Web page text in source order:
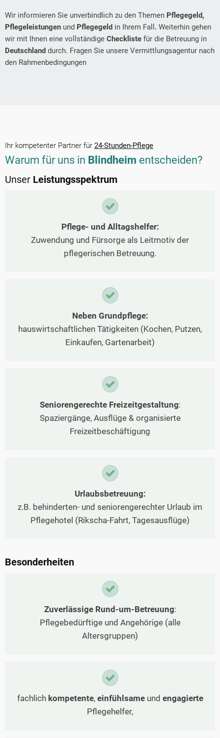
Wir informieren Sie unverbindlich zu den Themen Pflegegeld,
Pflegeleistungen und Pflegegeld in Ihrem Fall . Weiterhin gehen
wir mit Ihnen eine vollständige Checkliste für die Betreuung in
Deutschland durch. Fragen Sie unsere Vermittlungsagentur nach
den Rahmenbedingungen
Ihr kompetenter Partner für 24-Stunden-Pflege
Warum für uns in Blindheim entscheiden?
Unser Leistungsspektrum
Pflege- und Alltagshelfer:
Zuwendung und Fürsorge als Leitmotiv der
pflegerischen Betreuung.
Neben Grundpflege:
hauswirtschaftlichen Tätigkeiten (Kochen, Putzen,
Einkaufen, Gartenarbeit)
Seniorengerechte Freizeitgestaltung:
Spaziergänge, Ausflüge & organisierte
Freizeitbeschäftigung
Urlaubsbetreuung:
z.B. behinderten- und seniorengerechter Urlaub im
Pflegehotel (Rikscha-Fahrt, Tagesausflüge)
Besonderheiten
Zuverlässige Rund-um-Betreuung:
Pflegebedürftige und Angehörige (alle
Altersgruppen)
fachlich kompetente, einfühlsameund engagierte
Pflegehelfer,